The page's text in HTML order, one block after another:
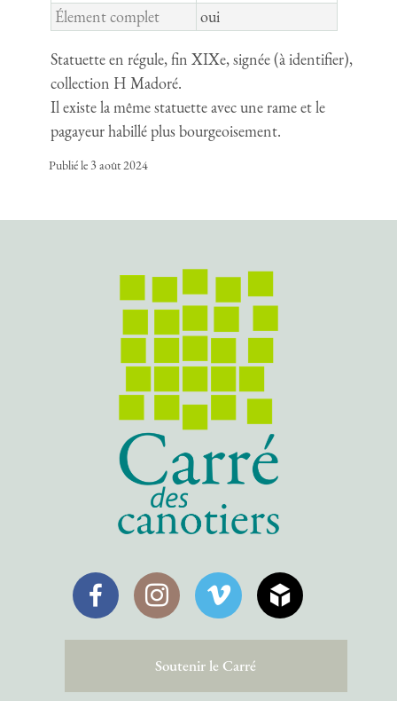
Élement complet
oui
Statuette en régule, fin XIXe, signée (à identifier),
collection H Madoré.
Il existe la même statuette avec une rame et le
pagayeur habillé plus bourgeoisement.
Publié le 3 août 2024
Soutenir le Carré